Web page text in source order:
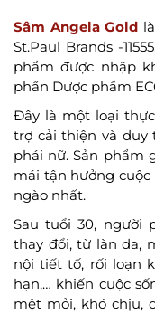
Sâm Angela Gold
St.Paul Brands -
phẩm được nhập
phần Dược phẩm
Đây là một loại
trợ cải thiện và duy
phái nữ. Sản phẩm
mái tận hưởng
ngào nhất.
Sau tuổi 30, người
thay đổi, từ làn da,
nội tiết tố, rối loạn
hạn,… khiến cuộc
mệt mỏi, khó chịu,